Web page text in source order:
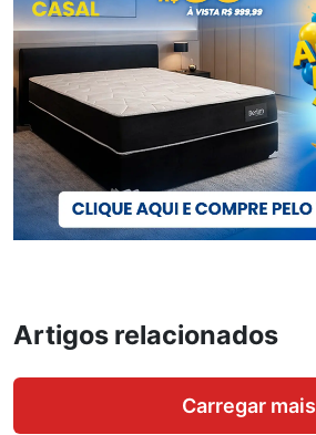
Artigos relacionados
Carregar mais